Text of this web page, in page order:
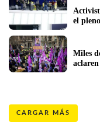
el
Miles
CARGAR MÁS